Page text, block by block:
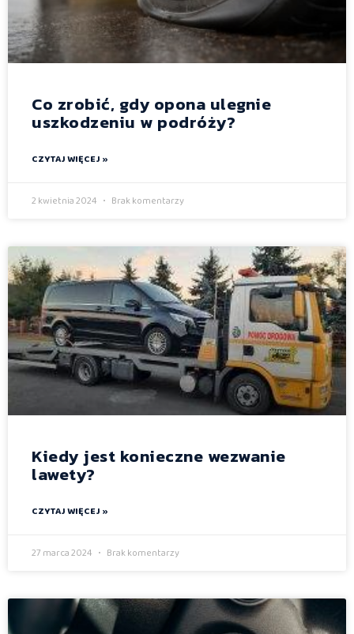
Co zrobić, gdy opona ulegnie
uszkodzeniu w podróży?
CZYTAJ WIĘCEJ »
2 kwietnia 2024 Brak komentarzy
Kiedy jest konieczne wezwanie
lawety?
CZYTAJ WIĘCEJ »
27 marca 2024 Brak komentarzy